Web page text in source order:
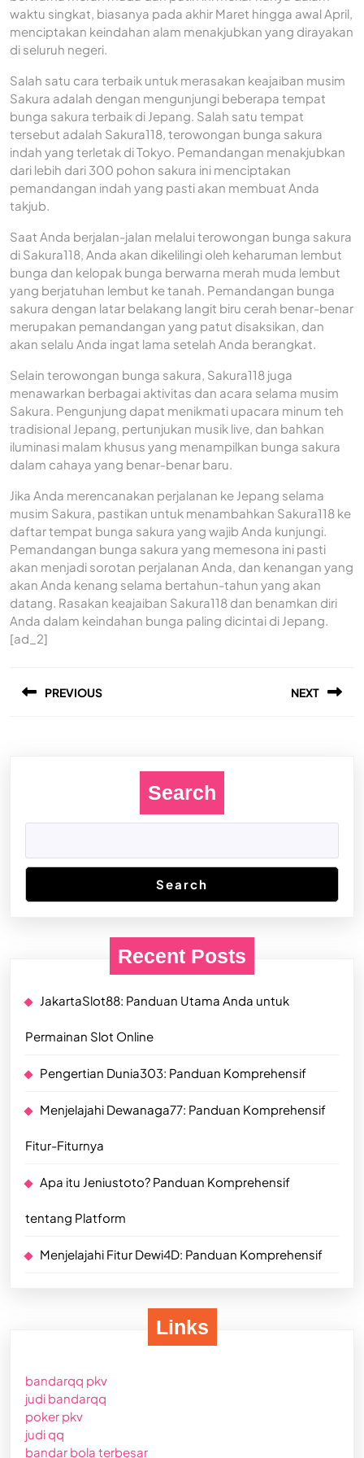
waktu singkat, biasanya pada akhir Maret hingga awal April,
menciptakan keindahan alam menakjubkan yang dirayakan
di seluruh negeri.
Salah satu cara terbaik untuk merasakan keajaiban musim
Sakura adalah dengan mengunjungi beberapa tempat
bunga sakura terbaik di Jepang. Salah satu tempat
tersebut adalah Sakura118, terowongan bunga sakura
indah yang terletak di Tokyo. Pemandangan menakjubkan
dari lebih dari 300 pohon sakura ini menciptakan
pemandangan indah yang pasti akan membuat Anda
takjub.
Saat Anda berjalan-jalan melalui terowongan bunga sakura
di Sakura118, Anda akan dikelilingi oleh keharuman lembut
bunga dan kelopak bunga berwarna merah muda lembut
yang berjatuhan lembut ke tanah. Pemandangan bunga
sakura dengan latar belakang langit biru cerah benar-benar
merupakan pemandangan yang patut disaksikan, dan
akan selalu Anda ingat lama setelah Anda berangkat.
Selain terowongan bunga sakura, Sakura118 juga
menawarkan berbagai aktivitas dan acara selama musim
Sakura. Pengunjung dapat menikmati upacara minum teh
tradisional Jepang, pertunjukan musik live, dan bahkan
iluminasi malam khusus yang menampilkan bunga sakura
dalam cahaya yang benar-benar baru.
Jika Anda merencanakan perjalanan ke Jepang selama
musim Sakura, pastikan untuk menambahkan Sakura118 ke
daftar tempat bunga sakura yang wajib Anda kunjungi.
Pemandangan bunga sakura yang memesona ini pasti
akan menjadi sorotan perjalanan Anda, dan kenangan yang
akan Anda kenang selama bertahun-tahun yang akan
datang. Rasakan keajaiban Sakura118 dan benamkan diri
Anda dalam keindahan bunga paling dicintai di Jepang.
[ad_2]
navigation
PREVIOUS NEXT
Search
Search
Recent Posts
JakartaSlot88: Panduan Utama Anda untuk
Permainan Slot Online
Pengertian Dunia303: Panduan Komprehensif
Menjelajahi Dewanaga77: Panduan Komprehensif
Fitur-Fiturnya
Apa itu Jeniustoto? Panduan Komprehensif
tentang Platform
Menjelajahi Fitur Dewi4D: Panduan Komprehensif
Links
bandarqq pkv
judi bandarqq
poker pkv
judi qq
bandar bola terbesar